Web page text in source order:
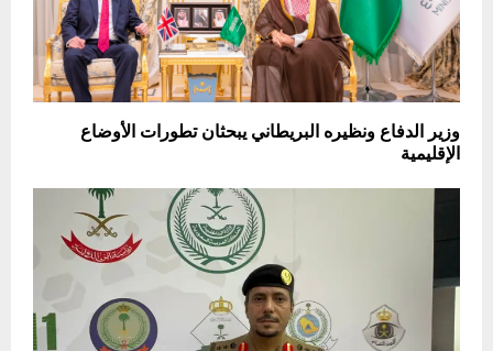
وزير الدفاع ونظيره البريطاني يبحثان تطورات الأوضاع
الإقليمية